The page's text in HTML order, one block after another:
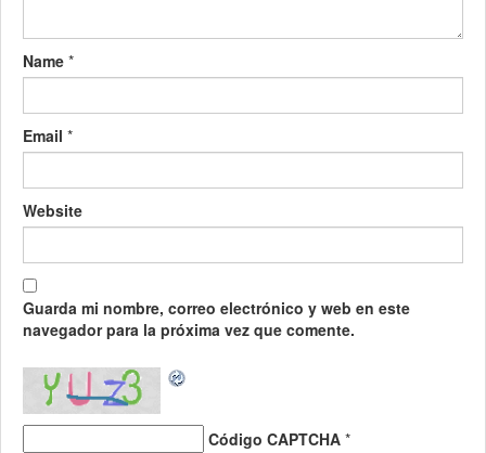
Name *
Email *
Website
Guarda mi nombre, correo electrónico y web en este
navegador para la próxima vez que comente.
Código CAPTCHA *